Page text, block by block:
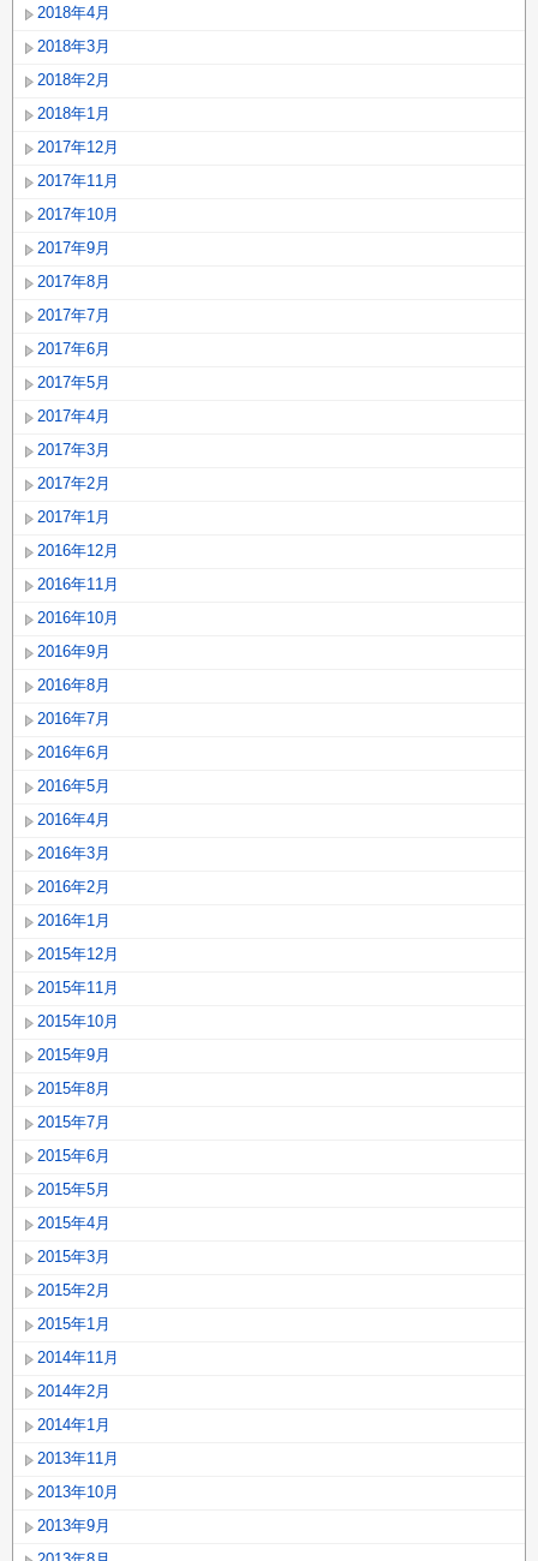
2018年4月
2018年3月
2018年2月
2018年1月
2017年12月
2017年11月
2017年10月
2017年9月
2017年8月
2017年7月
2017年6月
2017年5月
2017年4月
2017年3月
2017年2月
2017年1月
2016年12月
2016年11月
2016年10月
2016年9月
2016年8月
2016年7月
2016年6月
2016年5月
2016年4月
2016年3月
2016年2月
2016年1月
2015年12月
2015年11月
2015年10月
2015年9月
2015年8月
2015年7月
2015年6月
2015年5月
2015年4月
2015年3月
2015年2月
2015年1月
2014年11月
2014年2月
2014年1月
2013年11月
2013年10月
2013年9月